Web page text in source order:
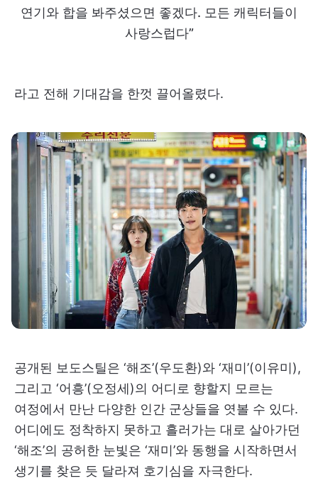
연기와 합을 봐주셨으면 좋겠다. 모든 캐릭터들이
사랑스럽다”
라고 전해 기대감을 한껏 끌어올렸다.
공개된 보도스틸은 ‘해조’(우도환)와 ‘재미’(이유미),
그리고 ‘어흥’(오정세)의 어디로 향할지 모르는
여정에서 만난 다양한 인간 군상들을 엿볼 수 있다.
어디에도 정착하지 못하고 흘러가는 대로 살아가던
‘해조’의 공허한 눈빛은 ‘재미’와 동행을 시작하면서
생기를 찾은 듯 달라져 호기심을 자극한다.